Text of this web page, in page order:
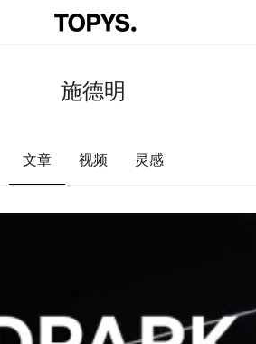
施德明
文章 视频 灵感